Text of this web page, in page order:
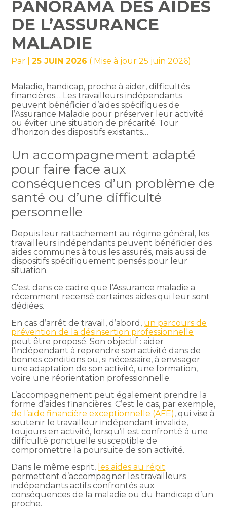
PANORAMA DES AIDES
DE L’ASSURANCE
MALADIE
Par |25 JUIN 2026 ( Mise à jour 25 juin 2026)
Maladie, handicap, proche à aider, difficultés
financières… Les travailleurs indépendants
peuvent bénéficier d’aides spécifiques de
l’Assurance Maladie pour préserver leur activité
ou éviter une situation de précarité. Tour
d’horizon des dispositifs existants…
Un accompagnement adapté
pour faire face aux
conséquences d’un problème de
santé ou d’une difficulté
personnelle
Depuis leur rattachement au régime général, les
travailleurs indépendants peuvent bénéficier des
aides communes à tous les assurés, mais aussi de
dispositifs spécifiquement pensés pour leur
situation.
C’est dans ce cadre que l’Assurance maladie a
récemment recensé certaines aides qui leur sont
dédiées.
En cas d’arrêt de travail, d’abord, un parcours de
prévention de la désinsertion professionnelle
peut être proposé. Son objectif : aider
l’indépendant à reprendre son activité dans de
bonnes conditions ou, si nécessaire, à envisager
une adaptation de son activité, une formation,
voire une réorientation professionnelle.
L’accompagnement peut également prendre la
forme d’aides financières. C’est le cas, par exemple,
de l’aide financière exceptionnelle (AFE), qui vise à
soutenir le travailleur indépendant invalide,
toujours en activité, lorsqu’il est confronté à une
difficulté ponctuelle susceptible de
compromettre la poursuite de son activité.
Dans le même esprit, les aides au répit
permettent d’accompagner les travailleurs
indépendants actifs confrontés aux
conséquences de la maladie ou du handicap d’un
proche.